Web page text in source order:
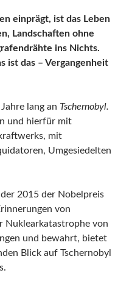
einprägt, ist das Leben
Landschaften ohne
ins Nichts.
ist das – Vergangenheit
lang an Tschernobyl.
und hierfür mit
mit
Umgesiedelten
2015 der Nobelpreis
von
Nuklearkatastrophe von
und bewahrt, bietet
Blick auf Tschernobyl